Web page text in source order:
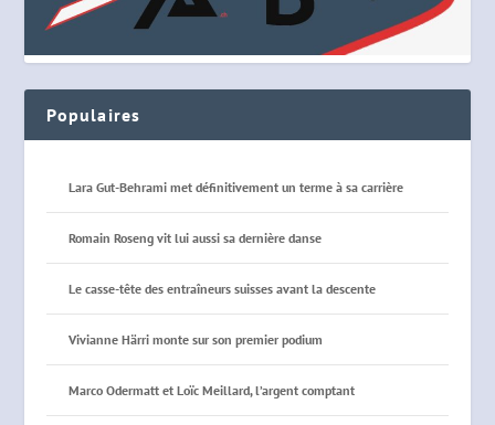
Populaires
Lara Gut-Behrami met définitivement un terme à sa carrière
Romain Roseng vit lui aussi sa dernière danse
Le casse-tête des entraîneurs suisses avant la descente
Vivianne Härri monte sur son premier podium
Marco Odermatt et Loïc Meillard, l’argent comptant